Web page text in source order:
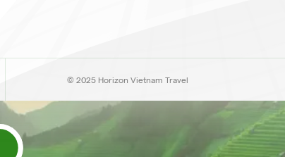
© 2025 Horizon Vietnam Travel